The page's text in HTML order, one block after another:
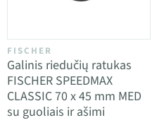
FISCHER
Galinis riedučių ratukas
FISCHER SPEEDMAX
CLASSIC 70 x 45 mm MED
su guoliais ir ašimi